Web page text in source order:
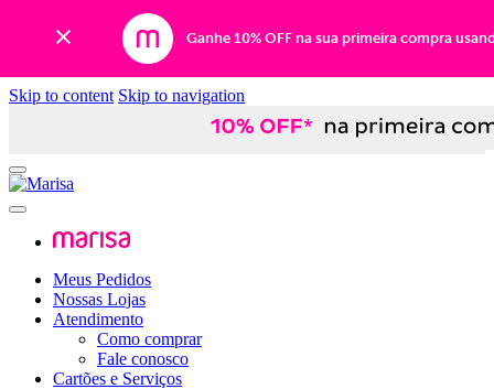
Ganhe 10% OFF na sua primeira compra
Skip to content Skip to navigation
Meus Pedidos
Nossas Lojas
Atendimento
Como comprar
Fale conosco
Cartões e Serviços